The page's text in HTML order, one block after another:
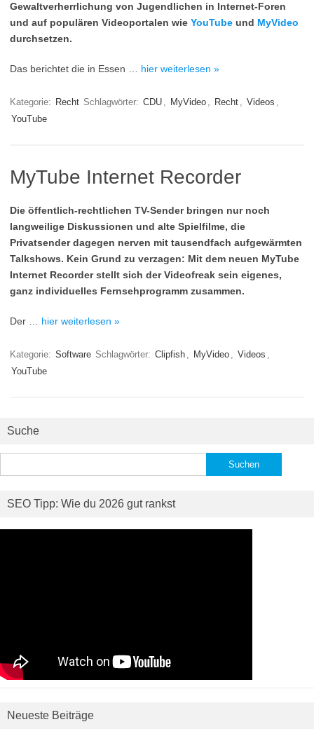
Gewaltverherrlichung von Jugendlichen in Internet-Foren
und auf populären Videoportalen wie YouTube und MyVideo
durchsetzen.
Das berichtet die in Essen … hier weiterlesen »
Kategorie: Recht Schlagwörter: CDU , MyVideo , Recht , Videos ,
YouTube
MyTube Internet Recorder
Die öffentlich-rechtlichen TV-Sender bringen nur noch
langweilige Diskussionen und alte Spielfilme, die
Privatsender dagegen nerven mit tausendfach aufgewärmten
Talkshows. Kein Grund zu verzagen: Mit dem neuen MyTube
Internet Recorder stellt sich der Videofreak sein eigenes,
ganz individuelles Fernsehprogramm zusammen.
Der … hier weiterlesen »
Kategorie: Software Schlagwörter: Clipfish , MyVideo , Videos ,
YouTube
Suche
nach:
SEO Tipp: Wie du 2026 gut rankst
Neueste Beiträge